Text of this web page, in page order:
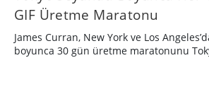
GIF Üretme Maratonu
James Curran, New York ve Los
boyunca 30 gün üretme maratonunu